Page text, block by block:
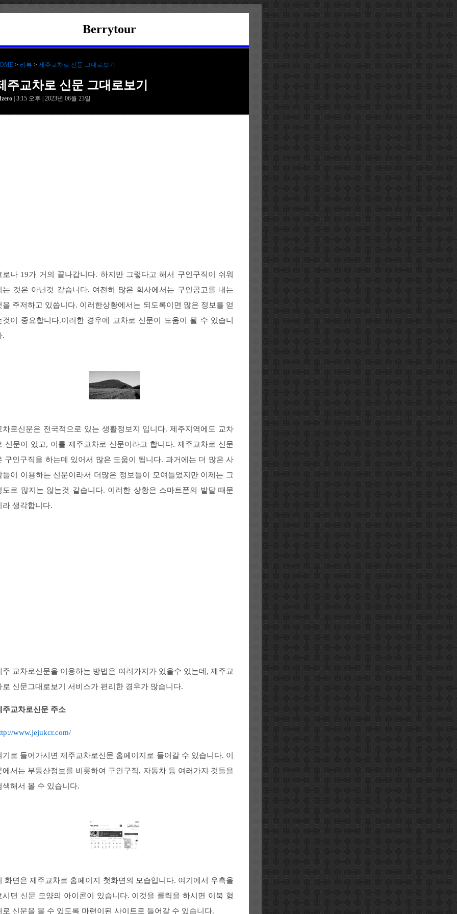
Berrytour
> 리뷰 > 제주교차로 신문 그대로보기
주교차로 신문 그대로보기
| 3:15 오후 | 2023년 06월 23일
로나 19가 거의 끝나갑니다. 하지만 그렇다고 해서 구인구직이 쉬워
는 것은 아닌것 같습니다. 여전히 많은 회사에서는 구인공고를 내는
을 주저하고 있씁니다. 이러한상황에서는 되도록이면 많은 정보를 얻
것이 중요합니다.이러한 경우에 교차로 신문이 도움이 될 수 있습니
.
차로신문은 전국적으로 있는 생활정보지 입니다. 제주지역에도 교차
신문이 있고, 이를 제주교차로 신문이라고 합니다. 제주교차로 신문
구인구직을 하는데 있어서 많은 도움이 됩니다. 과거에는 더 많은 사
들이 이용하는 신문이라서 더많은 정보들이 모여들었지만 이제는 그
도로 많지는 않는것 같습니다. 이러한 상황은 스마트폰의 발달 때문
라 생각합니다.
주 교차로신문을 이용하는 방법은 여러가지가 있을수 있는데, 제주교
로 신문그대로보기 서비스가 편리한 경우가 많습니다.
주교차로신문 주소
www.jejukcr.com/
기로 들어가시면 제주교차로신문 홈페이지로 들어갈 수 있습니다. 이
에서는 부동산정보를 비롯하여 구인구직, 자동차 등 여러가지 것들을
색해서 볼 수 있습니다.
화면은 제주교차로 홈페이지 첫화면의 모습입니다. 여기에서 우측을
시면 신문 모양의 아이콘이 있습니다. 이것을 클릭을 하시면 이북 형
로 신문을 볼 수 있도록 마련이된 사이트로 들어갈 수 있습니다.